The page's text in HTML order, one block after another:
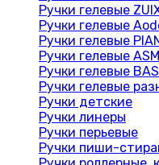
Ручки гелевые
Ручки гелевые
Ручки гелевые
Ручки гелевые
Ручки гелевые
Ручки гелевые
Ручки детские
Ручки линеры
Ручки перьевые
Ручки пиши-